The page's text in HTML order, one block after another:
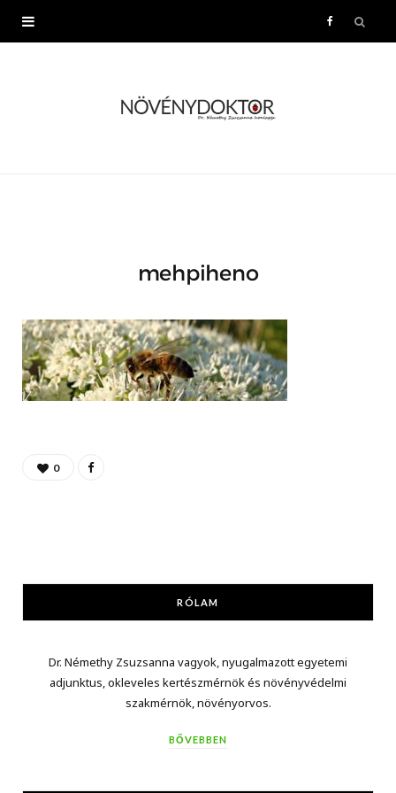
mehpiheno
0
RÓLAM
Dr. Némethy Zsuzsanna vagyok, nyugalmazott egyetemi
adjunktus, okleveles kertészmérnök és növényvédelmi
szakmérnök, növényorvos.
BŐVEBBEN